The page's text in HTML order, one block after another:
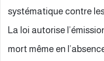
systématique contre
La loi autorise
mort même en